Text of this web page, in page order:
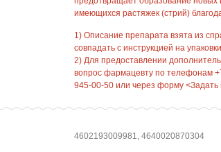
имеющихся растяжек (стрий)
1) Описание препарата взята из
совпадать с инструкцией на
2) Для предоставлении
вопрос фармацевту по телефонам
945-00-50 или через форму <Задать
4602193009981, 4640020870304